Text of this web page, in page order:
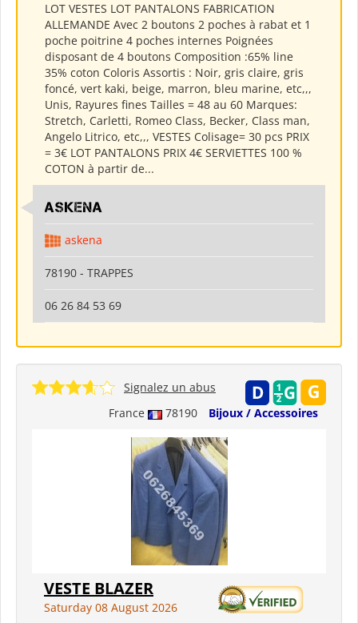
LOT VESTES LOT PANTALONS FABRICATION
ALLEMANDE Avec 2 boutons 2 poches à rabat et 1
poche poitrine 4 poches internes Poignées
disposant de 4 boutons Composition :65% line
35% coton Coloris Assortis : Noir, gris claire, gris
foncé, vert kaki, beige, marron, bleu marine, etc,,,
Unis, Rayures fines Tailles = 48 au 60 Marques:
Stretch, Carletti, Romeo Class, Becker, Class man,
Angelo Litrico, etc,,, VESTES Colisage= 30 pcs PRIX
= 3€ LOT PANTALONS PRIX 4€ SERVIETTES 100 %
COTON à partir de...
ASKENA
askena
78190 - TRAPPES
06 26 84 53 69
France 78190 Bijoux / Accessoires
Signalez un abus
VESTE BLAZER
Saturday 08 August 2026